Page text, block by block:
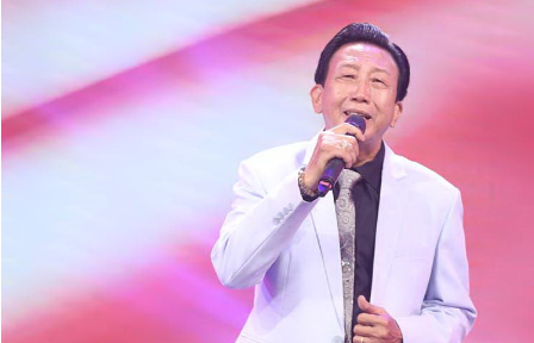
© 2003-2026 Bản quyền thuộc về Báo Thanh Niên. Cấm sao
chép dưới mọi hình thức nếu không có sự chấp thuận bằng văn
bản. Phát triển bởi ePi Technologies, JSC.